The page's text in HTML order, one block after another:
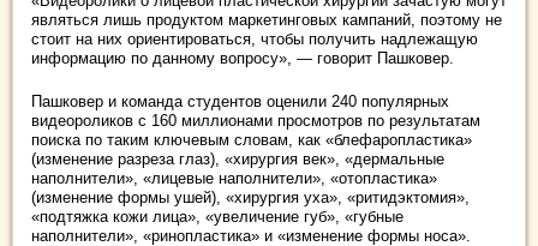
являться лишь продуктом маркетинговых кампаний, поэтому не
стоит на них ориентироваться, чтобы получить надлежащую
информацию по данному вопросу», — говорит Пашковер.
Пашковер и команда студентов оценили 240 популярных
видеороликов с 160 миллионами просмотров по результатам
поиска по таким ключевым словам, как «блефаропластика»
(изменение разреза глаз), «хирургия век», «дермальные
наполнители», «лицевые наполнители», «отопластика»
(изменение формы ушей), «хирургия уха», «ритидэктомия»,
«подтяжка кожи лица», «увеличение губ», «губные
наполнители», «ринопластика» и «изменение формы носа».